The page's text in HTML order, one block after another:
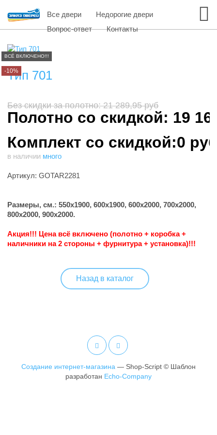
Все двери
Недорогие двери
Вопрос-ответ
Контакты
ВСЁ ВКЛЮЧЕНО!!!
-10%
Тип 701
Без скидки за полотно: 21 289,95 руб
Полотно со скидкой: 19
Комплект со скидкой:0
в наличии много
Артикул: GOTAR2281
Размеры, см.: 550х1900, 600х1900, 600х2000, 700х2000,
800х2000, 900х2000.
Акция!!! Цена всё включено (полотно + коробка +
наличники на 2 стороны + фурнитура + установка)!!!
Назад в каталог
Создание интернет-магазина — Shop-Script © Шаблон
разработан Echo-Company